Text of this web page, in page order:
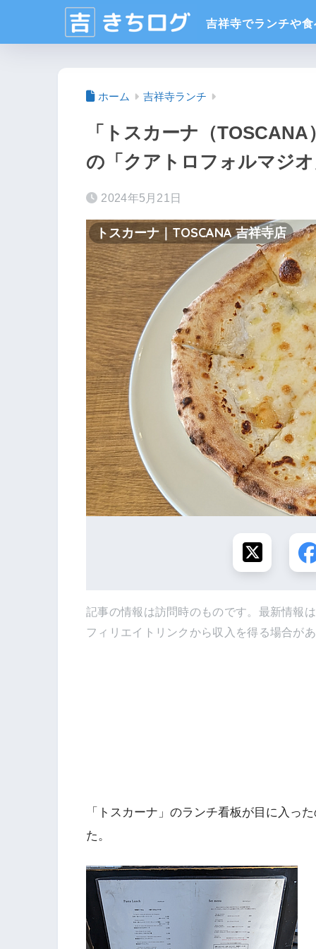
ホーム 吉祥寺ランチ
「トスカーナ（
の「クアトロフォルマジ
2024年5月21日
トスカーナ｜TOSCANA 吉祥寺店
記事の情報は訪問時のものです。最新情報
フィリエイトリンクから収入を得る場合が
「トスカーナ」のランチ看板が目に入っ
た。